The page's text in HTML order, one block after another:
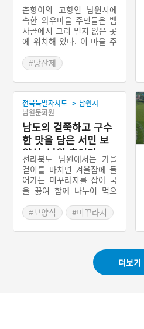
춘향이의 고향인 남원시에
속한 와우마을 주민들은 뱀
사골에서 그리 멀지 않은 곳
에 위치해 있다. 이 마을 주
을의 신에게 제의를 지낸다.
제의의 명칭은 당산제이다.
제의를 지내는 목적은 주민
들의 건강과 풍농이다. 제의
는 선출된 제관이 주도하며
제의과정에서는 축문을 읽
는다. 현재는 청년송 문화보
존회와 주민들이 공동으로
마을제의를 주관하고 있다.
단절되었던 제의를 다시 복
원한 탓에 본래의 모습과는
조금 다른 형태로 제의를 지
내고 있긴 하나 나름대로 명
맥을 유지하고 있다. 이 과
정에서 외지인들이 적극적
인 참여를 하고 있으며 소원
빌기 등의 행사를 함께 진행
#당산제
전북특별자치도 > 남원시
남원문화원
남도의 걸쭉하고 구수
한 맛을 담은 서민 보
양식, 남원 추어탕
전라북도 남원에서는 가을
걷이를 마치면 겨울잠에 들
어가는 미꾸라지를 잡아 국
을 끓여 함께 나누어 먹으
대비하였다고 한다. 추어탕
은 지역별로 다양하지만 남
원 추어탕은 미꾸라지를 통
시래기 등과 함께 끓여낸 것
이 특징으로 남원시의 향토
#보양식
#미꾸라지
더보기